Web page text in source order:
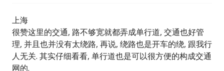
上海
很赞这里的交通, 路不够宽就都弄成单行道, 交通也好管
理, 并且也并没有太绕路, 再说, 绕路也是开车的绕, 跟我行
人无关. 其实仔细看看, 单行道也是可以很方便的构成交通
网的.